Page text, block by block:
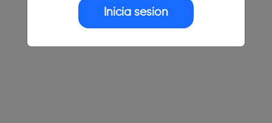
Inicia sesión